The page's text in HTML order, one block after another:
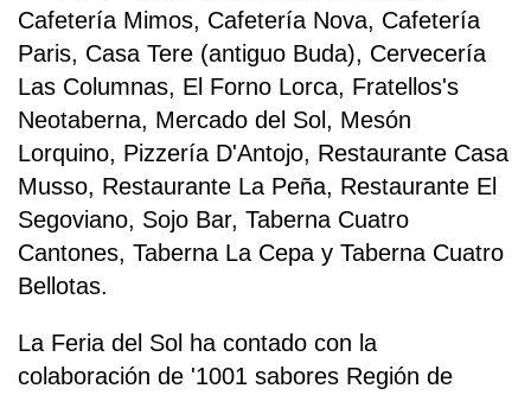
Cafetería Mimos, Cafetería Nova, Cafetería
Paris, Casa Tere (antiguo Buda), Cervecería
Las Columnas, El Forno Lorca, Fratellos's
Neotaberna, Mercado del Sol, Mesón
Lorquino, Pizzería D'Antojo, Restaurante Casa
Musso, Restaurante La Peña, Restaurante El
Segoviano, Sojo Bar, Taberna Cuatro
Cantones, Taberna La Cepa y Taberna Cuatro
Bellotas.
La Feria del Sol ha contado con la
colaboración de '1001 sabores Región de